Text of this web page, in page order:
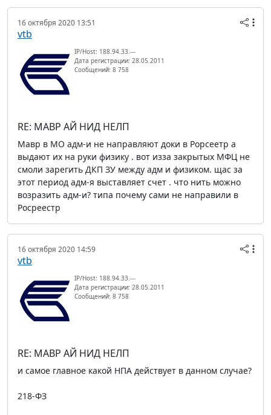
16 октября 2020 13:51
vtb
IP/Host: 188.94.33.---
Дата регистрации: 28.05.2011
Сообщений: 8 758
RE: МАВР АЙ НИД НЕЛП
Мавр в МО адм-и не направляют доки в Рорсеетр а
выдают их на руки физику . вот изза закрытых МФЦ не
смоли зарегить ДКП ЗУ между адм и физиком. щас за
этот период адм-я выставляет счет . что нить можно
возразить адм-и? типа почему сами не направили в
Росреестр
16 октября 2020 14:59
vtb
IP/Host: 188.94.33.---
Дата регистрации: 28.05.2011
Сообщений: 8 758
RE: МАВР АЙ НИД НЕЛП
и самое главное какой НПА действует в данном случае?
218-ФЗ